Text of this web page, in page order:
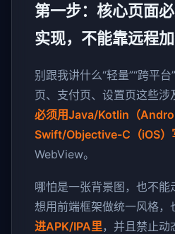
第一步：核心页面
实现，不能靠远程
别跟我讲什么“轻量”“跨平台
页、支付页、设置页这些涉
必须用Java/Kotlin（
Swift/Objective-C（iOS）
WebView。
哪怕是一张背景图，也不能
想用前端框架做统一风格，
进APK/IPA里 ，并且禁止动